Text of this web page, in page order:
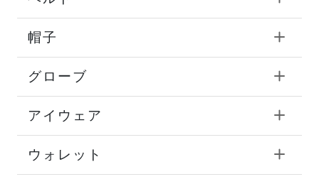
帽子
グローブ
アイウェア
ウォレット